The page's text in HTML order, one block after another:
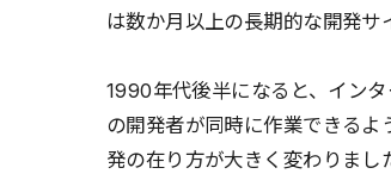
は数か月以上の長期的な開発サ
1990年代後半になると、イン
の開発者が同時に作業できるよ
発の在り方が大きく変わりま